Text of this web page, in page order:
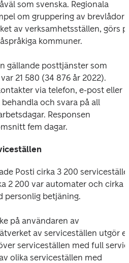
som svenska. Regionala
om gruppering av brevlådor
av verksamhetsställen, görs
kommuner.
gällande posttjänster som
21 580 (34 876 år 2022).
via telefon, e-post eller
och svara på all
Responsen
fem dagar.
Posti cirka 3 200
2 200 var automater och cirka 1
personlig betjäning.
på användaren av
av serviceställen utgör
serviceställen med full
olika serviceställen med